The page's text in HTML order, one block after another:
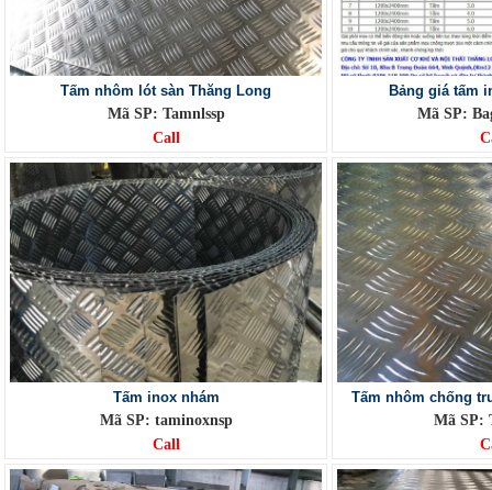
Tấm nhôm lót sàn Thăng Long
Mã SP: Tamnlssp
Call
Bảng giá tấm
Mã SP:
Tấm inox nhám
Mã SP: taminoxnsp
Call
Tấm nhôm chống
Mã SP: